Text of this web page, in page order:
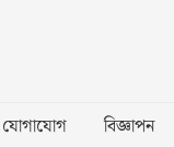
যোগাযোগ বিজ্ঞাপন